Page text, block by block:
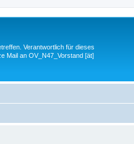
Verantwortlich für dieses
Mail an OV_N47_Vorstand [ät]